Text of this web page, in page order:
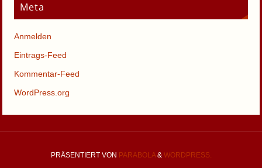
Meta
Anmelden
Eintrags-Feed
Kommentar-Feed
WordPress.org
PRÄSENTIERT VON PARABOLA& WORDPRESS.